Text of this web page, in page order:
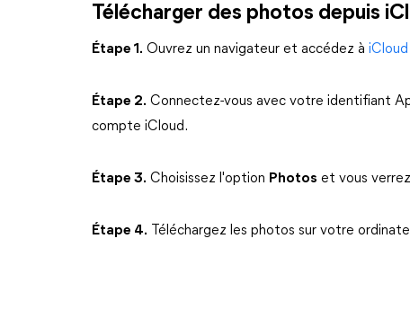
Télécharger des photos depuis
Étape 1. Ouvrez un navigateur et accédez à iCloud
Étape 2. Connectez-vous avec votre identifiant
compte iCloud.
Étape 3. Choisissez l'option Photos et vous
Étape 4. Téléchargez les photos sur votre